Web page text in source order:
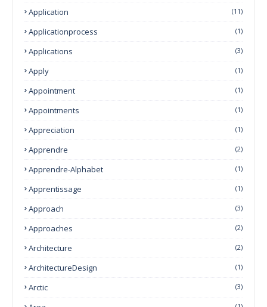
Application (11)
Applicationprocess (1)
Applications (3)
Apply (1)
Appointment (1)
Appointments (1)
Appreciation (1)
Apprendre (2)
Apprendre-Alphabet (1)
Apprentissage (1)
Approach (3)
Approaches (2)
Architecture (2)
ArchitectureDesign (1)
Arctic (3)